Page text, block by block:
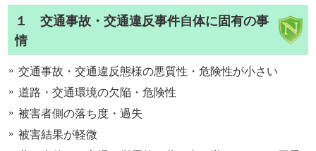
１ 交通事故・交通違反事件自体に固有の事
情
交通事故・交通違反態様の悪質性・危険性が小さい
道路・交通環境の欠陥・危険性
被害者側の落ち度・過失
被害結果が軽微